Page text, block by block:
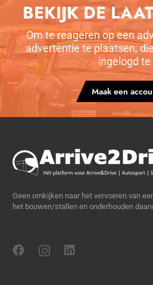
BEKIJK DE
Om te reageren op een
advertentie te plaatsen,
ingelogd te
Maak een
Geen omkijken naar het vervoeren van
het bouwen/stallen en onderhouden